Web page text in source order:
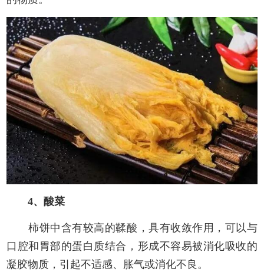
4、酸菜
柿饼中含有较高的鞣酸，具有收敛作用，可以与
口腔和胃部的蛋白质结合，形成不容易被消化吸收的
凝胶物质，引起不适感、胀气或消化不良。